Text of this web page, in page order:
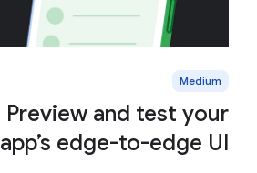
Medium
Preview and test your
app’s edge-to-edge UI